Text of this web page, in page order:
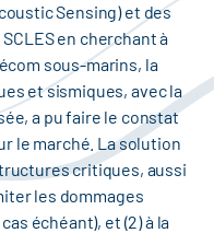
Sensing) et des
en cherchant à
sous-marins, la
et sismiques, avec la
a pu faire le constat
le marché. La solution
critiques, aussi
les dommages
échéant), et (2) à la